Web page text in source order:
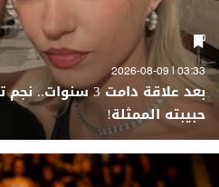
03:33 | 2026-08-09
بعد علاقة دامت 3
حبيبته الممثلة!